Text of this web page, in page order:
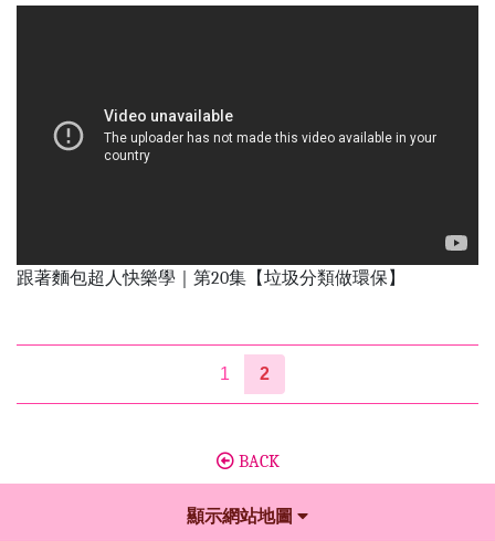
跟著麵包超人快樂學｜第20集【垃圾分類做環保】
1 2
BACK
顯示網站地圖